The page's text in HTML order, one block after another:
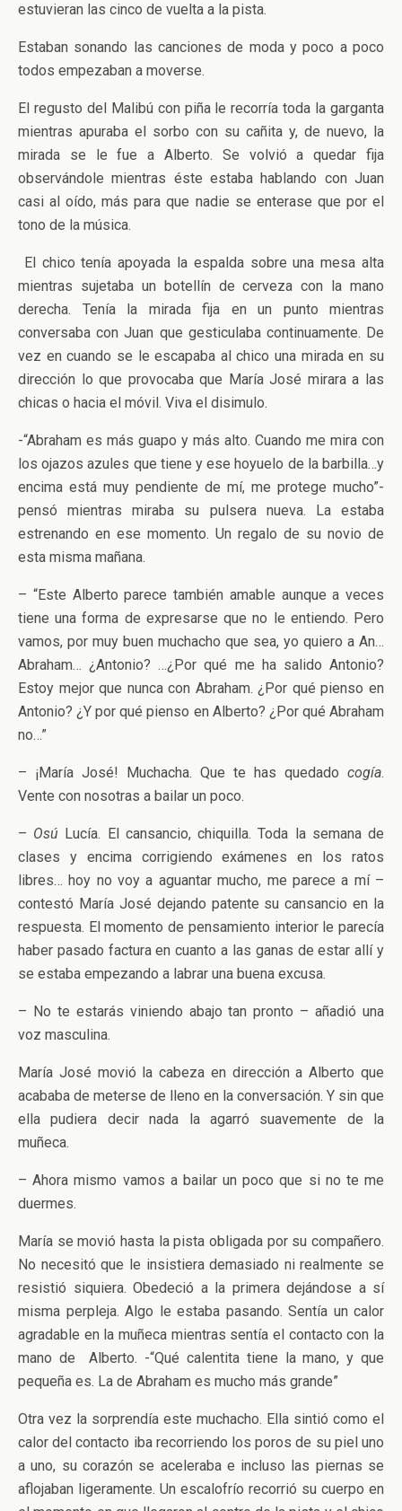
estuvieran las cinco de vuelta a la pista.
Estaban sonando las canciones de moda y poco a poco
todos empezaban a moverse.
El regusto del Malibú con piña le recorría toda la garganta
mientras apuraba el sorbo con su cañita y, de nuevo, la
mirada se le fue a Alberto. Se volvió a quedar fija
observándole mientras éste estaba hablando con Juan
casi al oído, más para que nadie se enterase que por el
tono de la música.
El chico tenía apoyada la espalda sobre una mesa alta
mientras sujetaba un botellín de cerveza con la mano
derecha. Tenía la mirada fija en un punto mientras
conversaba con Juan que gesticulaba continuamente. De
vez en cuando se le escapaba al chico una mirada en su
dirección lo que provocaba que María José mirara a las
chicas o hacia el móvil. Viva el disimulo.
-“Abraham es más guapo y más alto. Cuando me mira con
los ojazos azules que tiene y ese hoyuelo de la barbilla…y
encima está muy pendiente de mí, me protege mucho”-
pensó mientras miraba su pulsera nueva. La estaba
estrenando en ese momento. Un regalo de su novio de
esta misma mañana.
– “Este Alberto parece también amable aunque a veces
tiene una forma de expresarse que no le entiendo. Pero
vamos, por muy buen muchacho que sea, yo quiero a An…
Abraham… ¿Antonio? …¿Por qué me ha salido Antonio?
Estoy mejor que nunca con Abraham. ¿Por qué pienso en
Antonio? ¿Y por qué pienso en Alberto? ¿Por qué Abraham
no…”
– ¡María José! Muchacha. Que te has quedado cogía.
Vente con nosotras a bailar un poco.
– Osú Lucía. El cansancio, chiquilla. Toda la semana de
clases y encima corrigiendo exámenes en los ratos
libres… hoy no voy a aguantar mucho, me parece a mí –
contestó María José dejando patente su cansancio en la
respuesta. El momento de pensamiento interior le parecía
haber pasado factura en cuanto a las ganas de estar allí y
se estaba empezando a labrar una buena excusa.
– No te estarás viniendo abajo tan pronto – añadió una
voz masculina.
María José movió la cabeza en dirección a Alberto que
acababa de meterse de lleno en la conversación. Y sin que
ella pudiera decir nada la agarró suavemente de la
muñeca.
– Ahora mismo vamos a bailar un poco que si no te me
duermes.
María se movió hasta la pista obligada por su compañero.
No necesitó que le insistiera demasiado ni realmente se
resistió siquiera. Obedeció a la primera dejándose a sí
misma perpleja. Algo le estaba pasando. Sentía un calor
agradable en la muñeca mientras sentía el contacto con la
mano de Alberto. -“Qué calentita tiene la mano, y que
pequeña es. La de Abraham es mucho más grande”
Otra vez la sorprendía este muchacho. Ella sintió como el
calor del contacto iba recorriendo los poros de su piel uno
a uno, su corazón se aceleraba e incluso las piernas se
aflojaban ligeramente. Un escalofrío recorrió su cuerpo en